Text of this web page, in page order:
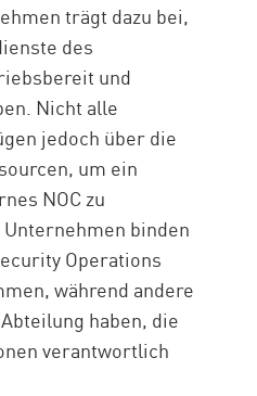
trägt dazu bei,
des
und
Nicht alle
jedoch über die
um ein
NOC zu
binden
Operations
während andere
haben, die
verantwortlich